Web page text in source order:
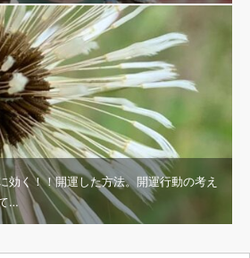
効く！！開運した方法。開運行動の考え
…